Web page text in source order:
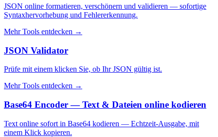
JSON online formatieren, verschönern und validieren — sofortige
Syntaxhervorhebung und Fehlererkennung.
Mehr Tools entdecken →
JSON Validator
Prüfe mit einem klicken Sie, ob Ihr JSON gültig ist.
Mehr Tools entdecken →
Base64 Encoder — Text & Dateien online kodieren
Text online sofort in Base64 kodieren — Echtzeit-Ausgabe, mit
einem Klick kopieren.